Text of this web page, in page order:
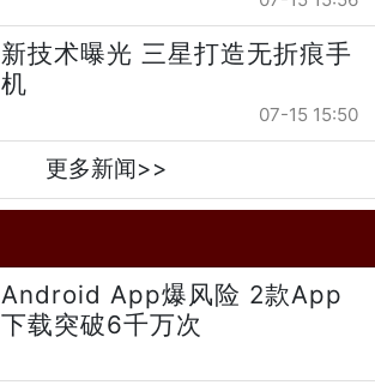
新技术曝光 三星打造无折痕手
机
07-15 15:50
更多新闻>>
Android App爆风险 2款App
下载突破6千万次